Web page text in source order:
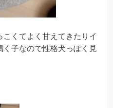
くてよく甘えてきたりイ
く子なので性格犬っぽく見